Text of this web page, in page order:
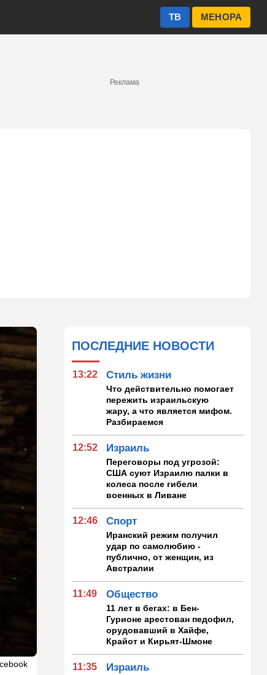
МЕНОРА
ТВ
Реклама
ПОСЛЕДНИЕ НОВОСТИ
13:22 Стиль жизни
Что действительно помогает
пережить израильскую
жару, а что является мифом.
Разбираемся
12:52 Израиль
Переговоры под угрозой:
США суют Израилю палки в
колеса после гибели
военных в Ливане
12:46 Спорт
Иранский режим получил
удар по самолюбию -
публично, от женщин, из
Австралии
11:49 Общество
11 лет в бегах: в Бен-
Гурионе арестован педофил,
орудовавший в Хайфе,
Крайот и Кирьят-Шмоне
11:35 Израиль